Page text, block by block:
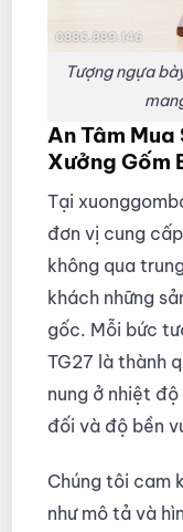
Tượng ngựa
An Tâm
Xưởng Gốm
Tại
đơn vị cung
không qua
khách những
gốc. Mỗi bức
TG27 là thành
nung ở nhiệt
đối và độ bền
Chúng tôi cam
như mô tả và